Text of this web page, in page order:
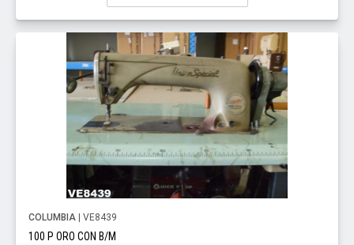
COLUMBIA | VE8439
100 P ORO CON B/M